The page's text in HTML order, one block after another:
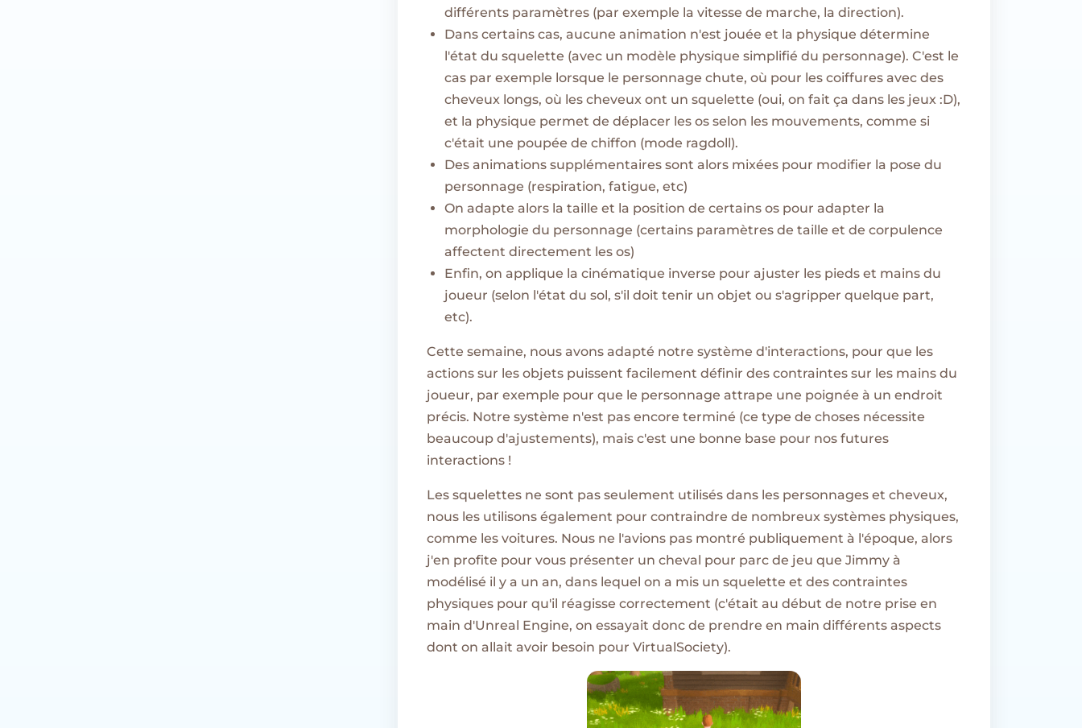
différents paramètres (par exemple la vitesse de marche, la direction).
Dans certains cas, aucune animation n'est jouée et la physique détermine
l'état du squelette (avec un modèle physique simplifié du personnage). C'est le
cas par exemple lorsque le personnage chute, où pour les coiffures avec des
cheveux longs, où les cheveux ont un squelette (oui, on fait ça dans les jeux :D),
et la physique permet de déplacer les os selon les mouvements, comme si
c'était une poupée de chiffon (mode ragdoll).
Des animations supplémentaires sont alors mixées pour modifier la pose du
personnage (respiration, fatigue, etc)
On adapte alors la taille et la position de certains os pour adapter la
morphologie du personnage (certains paramètres de taille et de corpulence
affectent directement les os)
Enfin, on applique la cinématique inverse pour ajuster les pieds et mains du
joueur (selon l'état du sol, s'il doit tenir un objet ou s'agripper quelque part,
etc).
Cette semaine, nous avons adapté notre système d'interactions, pour que les
actions sur les objets puissent facilement définir des contraintes sur les mains du
joueur, par exemple pour que le personnage attrape une poignée à un endroit
précis. Notre système n'est pas encore terminé (ce type de choses nécessite
beaucoup d'ajustements), mais c'est une bonne base pour nos futures
interactions !
Les squelettes ne sont pas seulement utilisés dans les personnages et cheveux,
nous les utilisons également pour contraindre de nombreux systèmes physiques,
comme les voitures. Nous ne l'avions pas montré publiquement à l'époque, alors
j'en profite pour vous présenter un cheval pour parc de jeu que Jimmy à
modélisé il y a un an, dans lequel on a mis un squelette et des contraintes
physiques pour qu'il réagisse correctement (c'était au début de notre prise en
main d'Unreal Engine, on essayait donc de prendre en main différents aspects
dont on allait avoir besoin pour VirtualSociety).